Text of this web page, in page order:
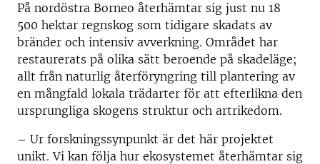
På nordöstra Borneo återhämtar sig just nu 18
500 hektar regnskog som tidigare skadats av
bränder och intensiv avverkning. Området har
restaurerats på olika sätt beroende på skadeläge;
allt från naturlig återföryngring till plantering av
en mångfald lokala trädarter för att efterlikna den
ursprungliga skogens struktur och artrikedom.
– Ur forskningssynpunkt är det här projektet
unikt. Vi kan följa hur ekosystemet återhämtar sig